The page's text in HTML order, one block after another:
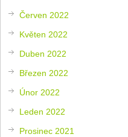
Červen 2022
Květen 2022
Duben 2022
Březen 2022
Únor 2022
Leden 2022
Prosinec 2021